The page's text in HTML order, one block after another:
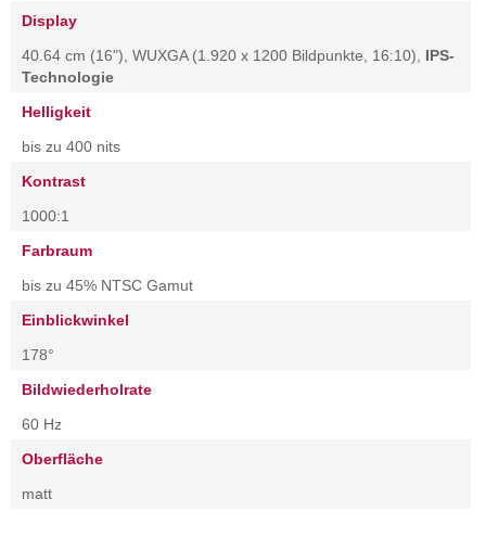
Display
40.64 cm (16"), WUXGA (1.920 x 1200 Bildpunkte, 16:10), IPS-
Technologie
Helligkeit
bis zu 400 nits
Kontrast
1000:1
Farbraum
bis zu 45% NTSC Gamut
Einblickwinkel
178°
Bildwiederholrate
60 Hz
Oberfläche
matt